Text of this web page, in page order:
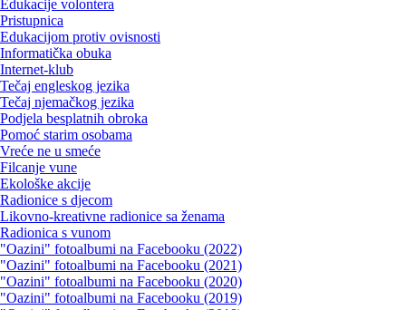
Edukacije volontera
Pristupnica
Edukacijom protiv ovisnosti
Informatička obuka
Internet-klub
Tečaj engleskog jezika
Tečaj njemačkog jezika
Podjela besplatnih obroka
Pomoć starim osobama
Vreće ne u smeće
Filcanje vune
Ekološke akcije
Radionice s djecom
Likovno-kreativne radionice sa ženama
Radionica s vunom
"Oazini" fotoalbumi na Facebooku (2022)
"Oazini" fotoalbumi na Facebooku (2021)
"Oazini" fotoalbumi na Facebooku (2020)
"Oazini" fotoalbumi na Facebooku (2019)